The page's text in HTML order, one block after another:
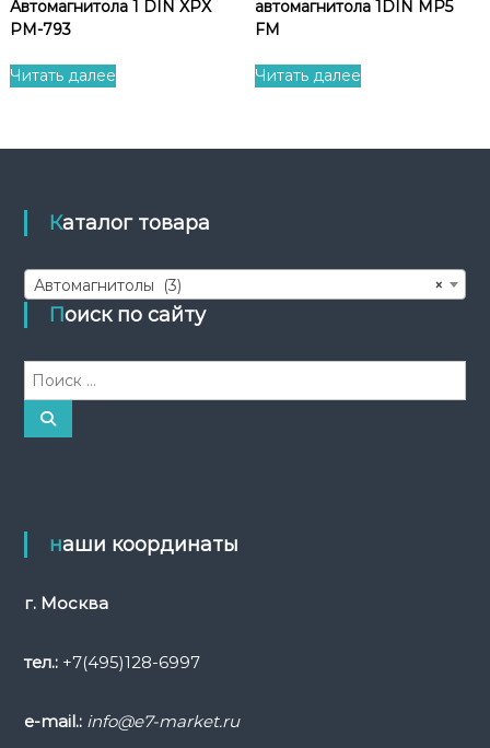
Автомагнитола 1 DIN XPX
PM-793
Читать далее
автомагнитола 1DIN MP5
FM
Читать далее
Каталог товара
×
Автомагнитолы (3)
Поиск по сайту
И
а
П
наши координаты
г. Москва
тел.:+7(495)128-6997
e-mail.: info@e7-market.ru